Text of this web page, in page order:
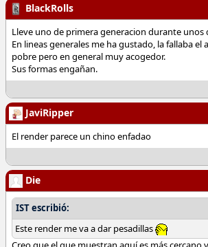
BlackRolls
Lleve uno de primera generacion durante unos
En lineas generales me ha gustado, la fallaba
pobre pero en general muy acogedor.
Sus formas engañan.
JaviRipper
El render parece un chino enfadao
Die
IST escribió:
Este render me va a dar pesadillas